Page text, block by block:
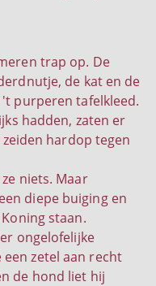
trap op. De
de kat en de
purperen tafelkleed.
hadden, zaten er
hardop tegen
niets. Maar
diepe buiging en
staan.
ongelofelijke
zetel aan recht
de hond liet hij